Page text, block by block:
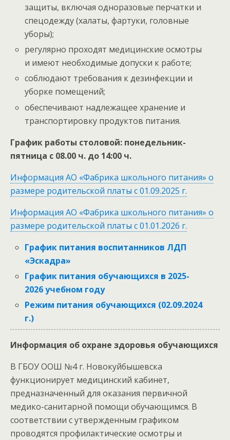
защиты, включая одноразовые перчатки и
спецодежду (халаты, фартуки, головные
уборы);
регулярно проходят медицинские осмотры
и имеют необходимые допуски к работе;
соблюдают требования к дезинфекции и
уборке помещений;
обеспечивают надлежащее хранение и
транспортировку продуктов питания.
График работы столовой: понедельник-
пятница с 08.00 ч. до 14:00 ч.
Информация АО «Фабрика школьного питания» о
размере родительской платы с 01.09.2025 г.
Информация АО «Фабрика школьного питания» о
размере родительской платы с 01.01.2026 г.
График питания воспитанников ЛДП
«Эскадра»
График питания обучающихся в 2025-
2026 учебном году
Режим питания обучающихся (02.09.2024
г.)
Информация об охране здоровья обучающихся
В ГБОУ ООШ №4 г. Новокуйбышевска
функционирует медицинский кабинет,
предназначенный для оказания первичной
медико-санитарной помощи обучающимся. В
соответствии с утвержденным графиком
проводятся профилактические осмотры и